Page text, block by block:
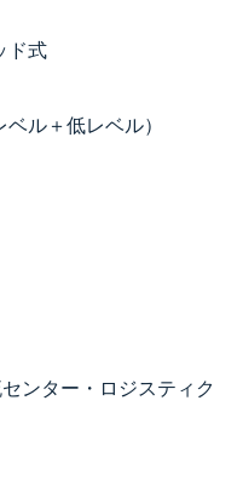
ド式
ル＋低レベル）
ンター・ロジスティク